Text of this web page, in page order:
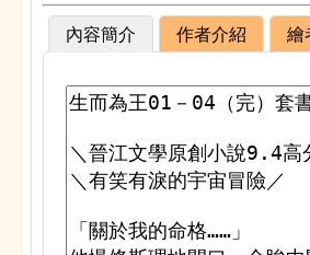
內容簡介 作者介紹 繪